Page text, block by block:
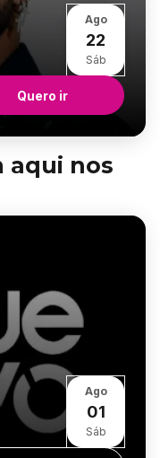
Ago
22
Sáb
Quero ir
aqui nos
Ago
01
Sáb